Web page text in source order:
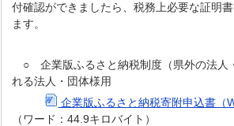
付確認ができましたら、税務上必要な証明
ます。
○ 企業版ふるさと納税制度（県外の法人
れる法人・団体様用
企業版ふるさと納税寄附申込書（
（ワード：44.9キロバイト）